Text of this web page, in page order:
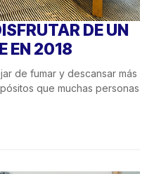
DE UN
EN 2018
de fumar y descansar más
que muchas personas